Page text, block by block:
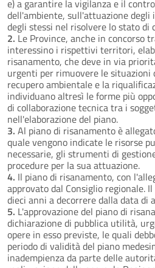
e) a garantire la vigilanza e il
dell'ambiente, sull'attuazione
degli stessi nel risolvere lo stato di
2. Le Province, anche in concorso
interessino i rispettivi territori,
risanamento, che deve in via
urgenti per rimuovere le situazioni
recupero ambientale e la
individuano altresì le forme più
di collaborazione tecnica tra i
nell'elaborazione del piano.
3. Al piano di risanamento è
quale vengono indicate le risorse
necessarie, gli strumenti di
procedure per la sua attuazione.
4. Il piano di risanamento, con
approvato dal Consiglio regionale.
dieci anni a decorrere dalla data di
5. L'approvazione del piano di
dichiarazione di pubblica utilità,
opere in esso previste, le quali
periodo di validità del piano
inadempienza da parte delle